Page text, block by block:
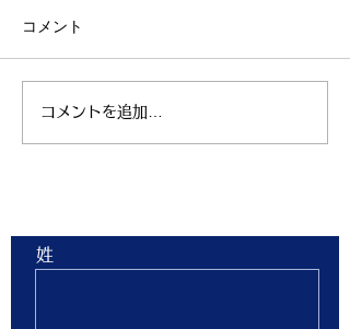
親子ヨガ と おはなし
会
コメント
コメントを追加…
姓